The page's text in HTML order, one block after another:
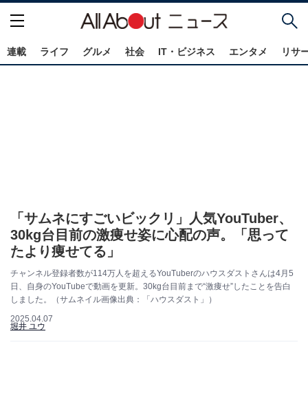
連載 ライフ グルメ 社会 IT・ビジネス エンタメ リサ
「サムネにすごいビックリ」人気YouTuber、
30kg台目前の激痩せ姿に心配の声。「思って
たより痩せてる」
チャンネル登録者数が114万人を超えるYouTuberのハウスダストさんは4月5
日、自身のYouTubeで動画を更新。30kg台目前まで“激痩せ”したことを告白
しました。（サムネイル画像出典：「ハウスダスト」）
2025.04.07
堀井 ユウ